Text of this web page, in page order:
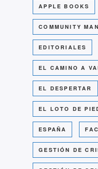
APPLE BOOKS
COMMUNITY
EDITORIALES
EL CAMINO A
EL DESPERTAR
EL LOTO DE
ESPAÑA
GESTIÓN DE